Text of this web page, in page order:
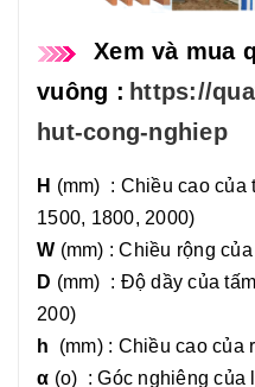
Xem và mua
vuông : https://
hut-cong-nghiep
H (mm) : Chiều cao của
1500, 1800, 2000)
W (mm) : Chiều rộng
D (mm) : Độ dầy của
200)
h (mm) : Chiều cao của
α (o) : Góc nghiêng của